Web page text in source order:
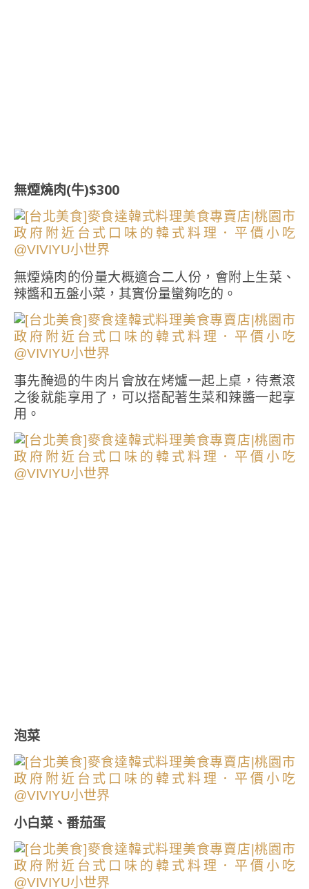
無煙燒肉(牛)$300
無煙燒肉的份量大概適合二人份，會附上生菜、
辣醬和五盤小菜，其實份量蠻夠吃的。
事先醃過的牛肉片會放在烤爐一起上桌，待煮滾
之後就能享用了，可以搭配著生菜和辣醬一起享
用。
泡菜
小白菜、番茄蛋